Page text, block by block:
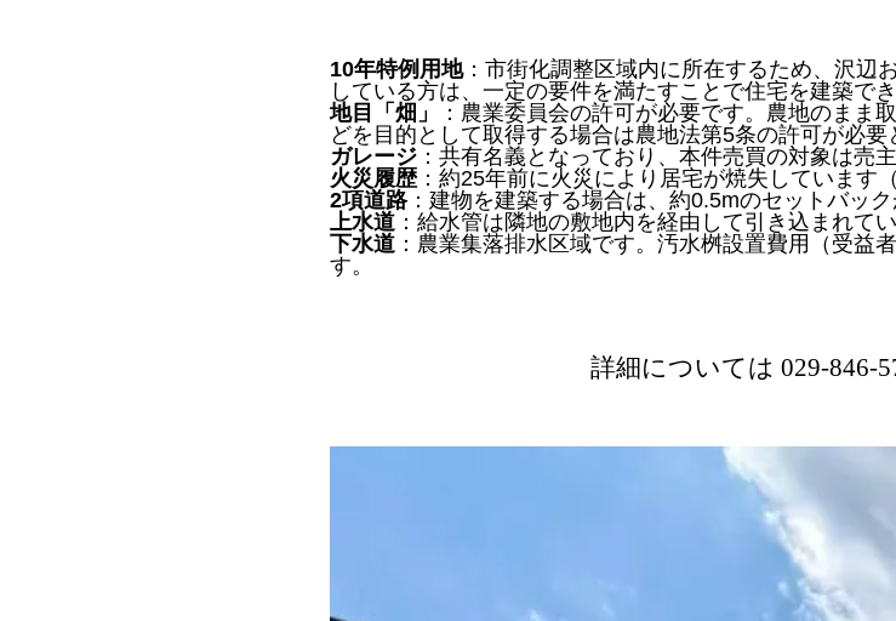
10年特例用地：市街化調整区域内に所在するため、沢辺
している方は、一定の要件を満たすことで住宅を建築で
地目「畑」
：農業委員会の許可が必要です。農地のまま
どを目的として取得する場合は農地法第5条の許可が必
ガレージ ：共有名義となっており、本件売買の対象は売
火災履歴 ：約25年前に火災により居宅が焼失しています
2項道路：建物を建築する場合は、約0.5mのセットバック
上水道 ：給水管は隣地の敷地内を経由して引き込まれてい
下水道 ：農業集落排水区域です。汚水桝設置費用（受益
す。
詳細については 029-846-